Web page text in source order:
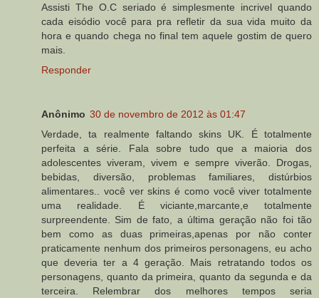
Assisti The O.C seriado é simplesmente incrivel quando
cada eisódio você para pra refletir da sua vida muito da
hora e quando chega no final tem aquele gostim de quero
mais.
Responder
Anônimo 30 de novembro de 2012 às 01:47
Verdade, ta realmente faltando skins UK. É totalmente
perfeita a série. Fala sobre tudo que a maioria dos
adolescentes viveram, vivem e sempre viverão. Drogas,
bebidas, diversão, problemas familiares, distúrbios
alimentares.. você ver skins é como você viver totalmente
uma realidade. É viciante,marcante,e totalmente
surpreendente. Sim de fato, a última geração não foi tão
bem como as duas primeiras,apenas por não conter
praticamente nenhum dos primeiros personagens, eu acho
que deveria ter a 4 geração. Mais retratando todos os
personagens, quanto da primeira, quanto da segunda e da
terceira. Relembrar dos melhores tempos seria